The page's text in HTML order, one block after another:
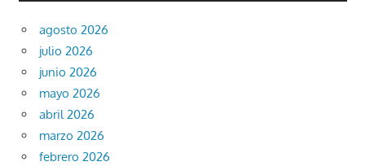
agosto 2026
julio 2026
junio 2026
mayo 2026
abril 2026
marzo 2026
febrero 2026